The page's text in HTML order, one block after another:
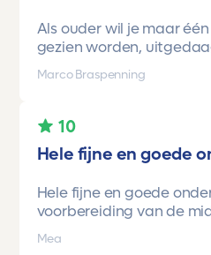
Als ouder wil je maar
gezien worden,
vertrouwen krijgen dat
zelf soms denken. Voor
kader. Een lieve, slimme
toetsen van
precies op niveau en
groeien kreeg ze stap
Marco Braspenning
10
Hele fijne en goede
Hele fijne en goede
voorbereiding van de
toetsen. Havo/vwo
gemaakt van Toetsmij.
Mea